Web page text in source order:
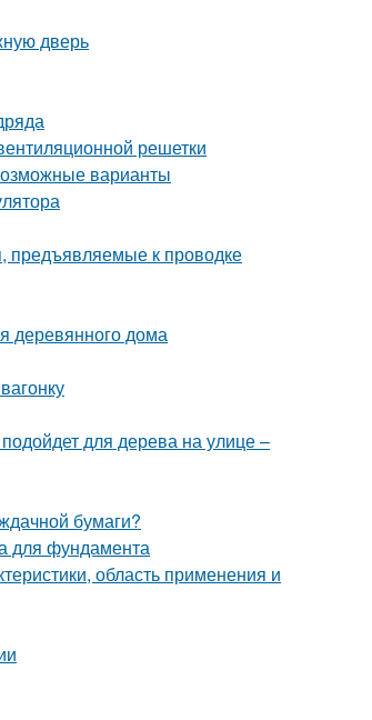
дверь
решетки
варианты
предъявляемые к проводке
деревянного дома
для дерева на улице –
бумаги?
для фундамента
область применения и